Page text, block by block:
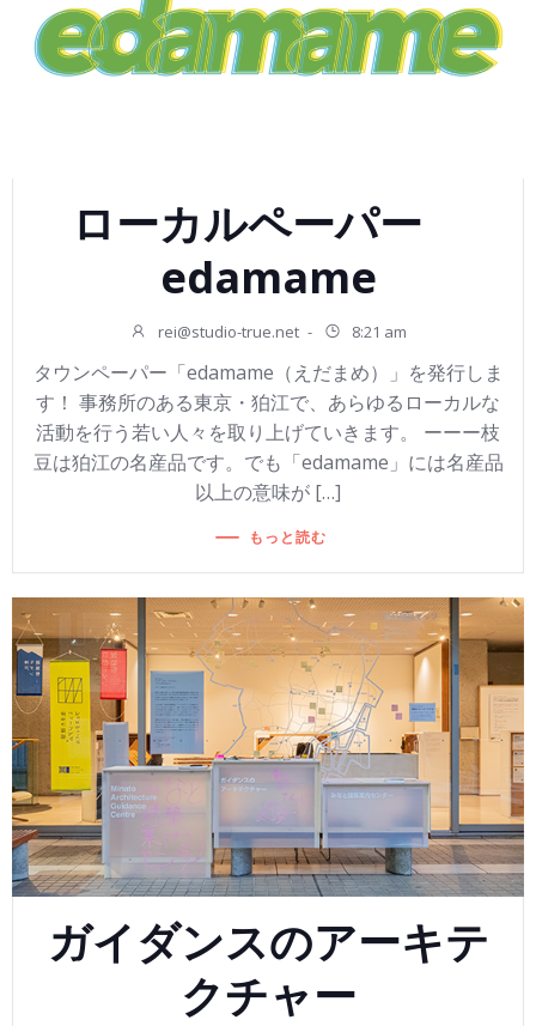
ローカルペーパー
edamame
rei@studio-true.net - 8:21 am
タウンペーパー「edamame（えだまめ）」を発行しま
す！ 事務所のある東京・狛江で、あらゆるローカルな
活動を行う若い人々を取り上げていきます。 ーーー枝
豆は狛江の名産品です。でも「edamame」には名産品
以上の意味が […]
もっと読む
ガイダンスのアーキテ
クチャー